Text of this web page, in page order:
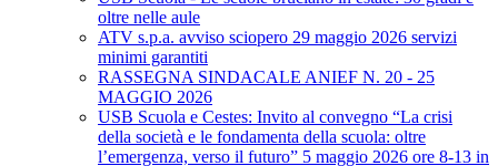
oltre nelle aule
ATV s.p.a. avviso sciopero 29 maggio 2026 servizi
minimi garantiti
RASSEGNA SINDACALE ANIEF N. 20 - 25
MAGGIO 2026
USB Scuola e Cestes: Invito al convegno “La crisi
della società e le fondamenta della scuola: oltre
l’emergenza, verso il futuro” 5 maggio 2026 ore 8-13 in